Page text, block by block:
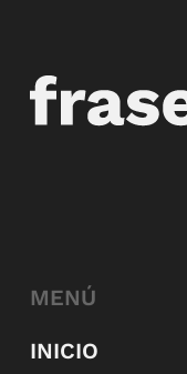
MENÚ
INICIO